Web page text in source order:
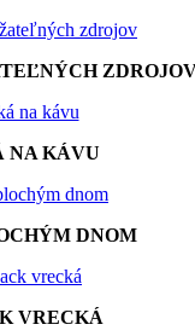
NA KÁVU
DNOM
VRECKÁ